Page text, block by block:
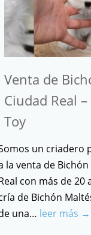
Venta de
Ciudad Real
Toy
un criadero
la venta de
con más de 20
de Bichón
una… leer más →